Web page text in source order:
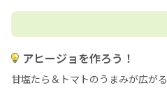
アヒージョを作ろう！
甘塩たら＆トマトのうまみが広がる